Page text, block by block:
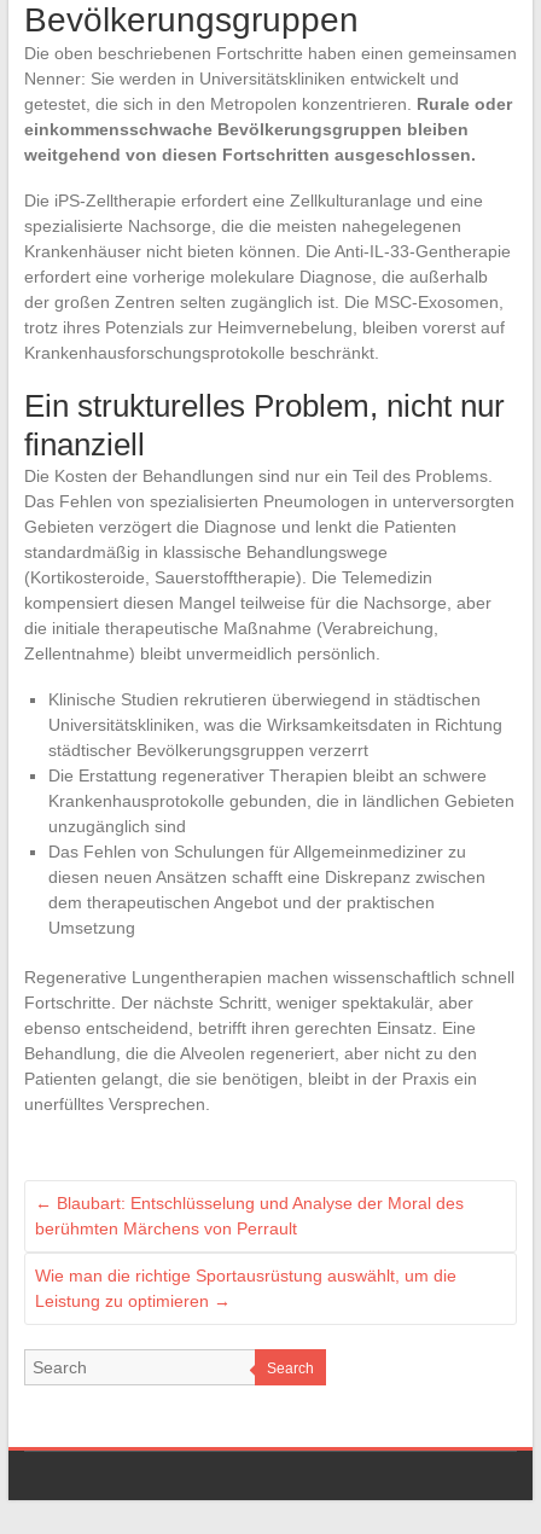
Bevölkerungsgruppen
Die oben beschriebenen Fortschritte haben einen gemeinsamen
Nenner: Sie werden in Universitätskliniken entwickelt und
getestet, die sich in den Metropolen konzentrieren. Rurale oder
einkommensschwache Bevölkerungsgruppen bleiben
weitgehend von diesen Fortschritten ausgeschlossen.
Die iPS-Zelltherapie erfordert eine Zellkulturanlage und eine
spezialisierte Nachsorge, die die meisten nahegelegenen
Krankenhäuser nicht bieten können. Die Anti-IL-33-Gentherapie
erfordert eine vorherige molekulare Diagnose, die außerhalb
der großen Zentren selten zugänglich ist. Die MSC-Exosomen,
trotz ihres Potenzials zur Heimvernebelung, bleiben vorerst auf
Krankenhausforschungsprotokolle beschränkt.
Ein strukturelles Problem, nicht nur
finanziell
Die Kosten der Behandlungen sind nur ein Teil des Problems.
Das Fehlen von spezialisierten Pneumologen in unterversorgten
Gebieten verzögert die Diagnose und lenkt die Patienten
standardmäßig in klassische Behandlungswege
(Kortikosteroide, Sauerstofftherapie). Die Telemedizin
kompensiert diesen Mangel teilweise für die Nachsorge, aber
die initiale therapeutische Maßnahme (Verabreichung,
Zellentnahme) bleibt unvermeidlich persönlich.
Klinische Studien rekrutieren überwiegend in städtischen
Universitätskliniken, was die Wirksamkeitsdaten in Richtung
städtischer Bevölkerungsgruppen verzerrt
Die Erstattung regenerativer Therapien bleibt an schwere
Krankenhausprotokolle gebunden, die in ländlichen Gebieten
unzugänglich sind
Das Fehlen von Schulungen für Allgemeinmediziner zu
diesen neuen Ansätzen schafft eine Diskrepanz zwischen
dem therapeutischen Angebot und der praktischen
Umsetzung
Regenerative Lungentherapien machen wissenschaftlich schnell
Fortschritte. Der nächste Schritt, weniger spektakulär, aber
ebenso entscheidend, betrifft ihren gerechten Einsatz. Eine
Behandlung, die die Alveolen regeneriert, aber nicht zu den
Patienten gelangt, die sie benötigen, bleibt in der Praxis ein
unerfülltes Versprechen.
← Blaubart: Entschlüsselung und Analyse der Moral des
berühmten Märchens von Perrault
Wie man die richtige Sportausrüstung auswählt, um die
Leistung zu optimieren →
Search